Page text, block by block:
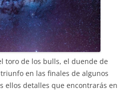
toro de los bulls, el duende de
en las finales de algunos
ellos detalles que encontrarás en